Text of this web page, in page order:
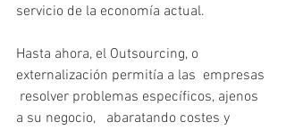
servicio de la economía actual.
Hasta ahora, el Outsourcing, o
externalización permitía a las  empresas
resolver problemas específicos, ajenos
a su negocio,   abaratando costes y